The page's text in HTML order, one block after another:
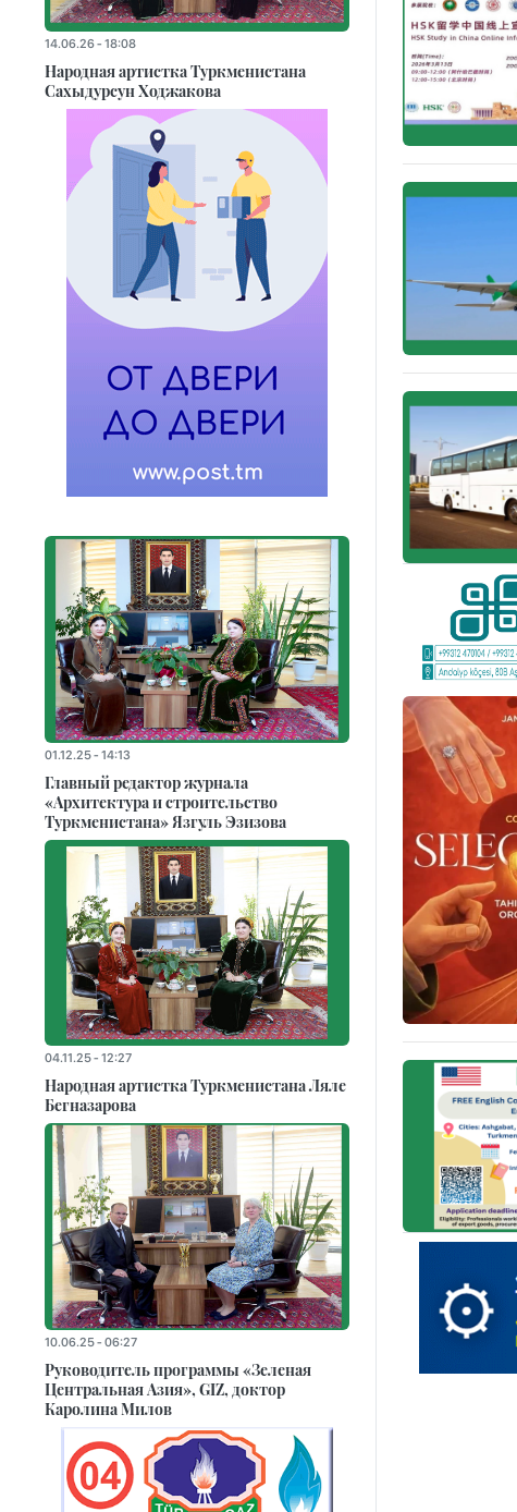
14.06.26 - 18:08
Народная артистка Туркменистана
Сахыдурсун Ходжакова
01.12.25 - 14:13
Главный редактор журнала
«Архитектура и строительство
Туркменистана» Язгуль Эзизова
04.11.25 - 12:27
Народная артистка Туркменистана Ляле
Бегназарова
10.06.25 - 06:27
Руководитель программы «Зеленая
Центральная Азия», GIZ, доктор
Каролина Милов